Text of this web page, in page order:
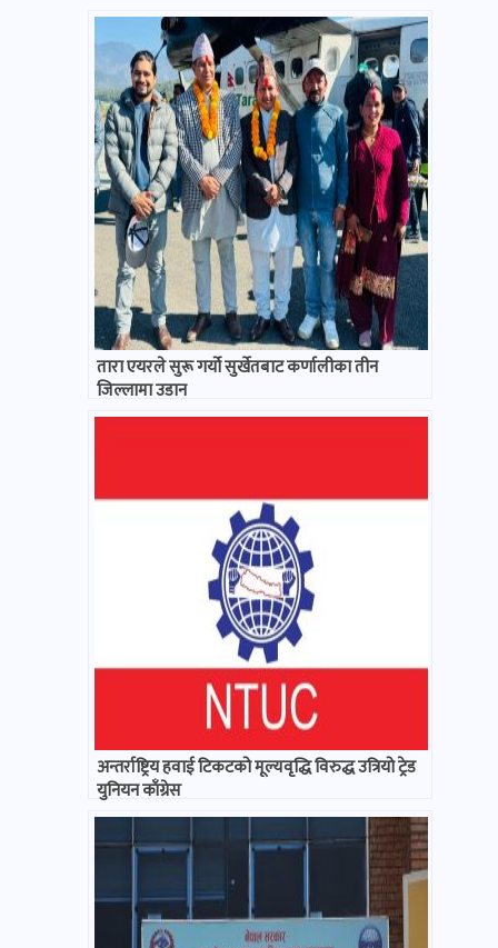
तारा एयरले सुरू गर्यो सुर्खेतबाट कर्णालीका तीन
जिल्लामा उडान
अन्तर्राष्ट्रिय हवाई टिकटको मूल्यवृद्धि विरुद्ध उत्रियो ट्रेड
युनियन काँग्रेस